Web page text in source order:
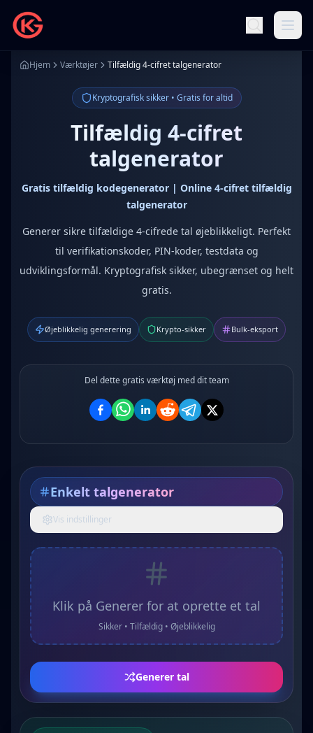
Hjem Værktøjer Tilfældig 4-cifret talgenerator
Kryptografisk sikker • Gratis for altid
Tilfældig 4-cifret
talgenerator
Gratis tilfældig kodegenerator | Online 4-cifret tilfældig
talgenerator
Generer sikre tilfældige 4-cifrede tal øjeblikkeligt. Perfekt
til verifikationskoder, PIN-koder, testdata og
udviklingsformål. Kryptografisk sikker, ubegrænset og helt
gratis.
Øjeblikkelig generering Krypto-sikker Bulk-eksport
Del dette gratis værktøj med dit team
Enkelt talgenerator
Vis indstillinger
Klik på Generer for at oprette et tal
Sikker • Tilfældig • Øjeblikkelig
Generer tal